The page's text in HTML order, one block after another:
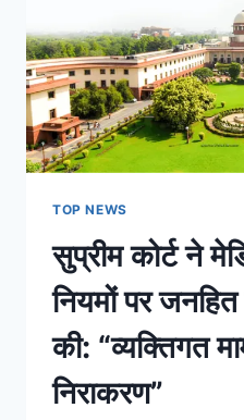
TOP NEWS
सुप्रीम कोर्ट ने
नियमों पर
की: “व्यक्तिगत
निराकरण”